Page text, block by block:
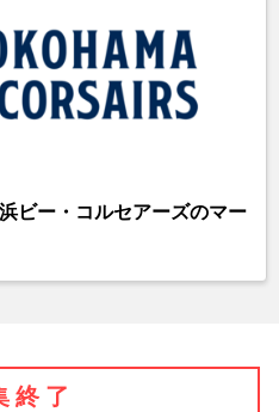
ビー・コルセアーズのマー
終 了